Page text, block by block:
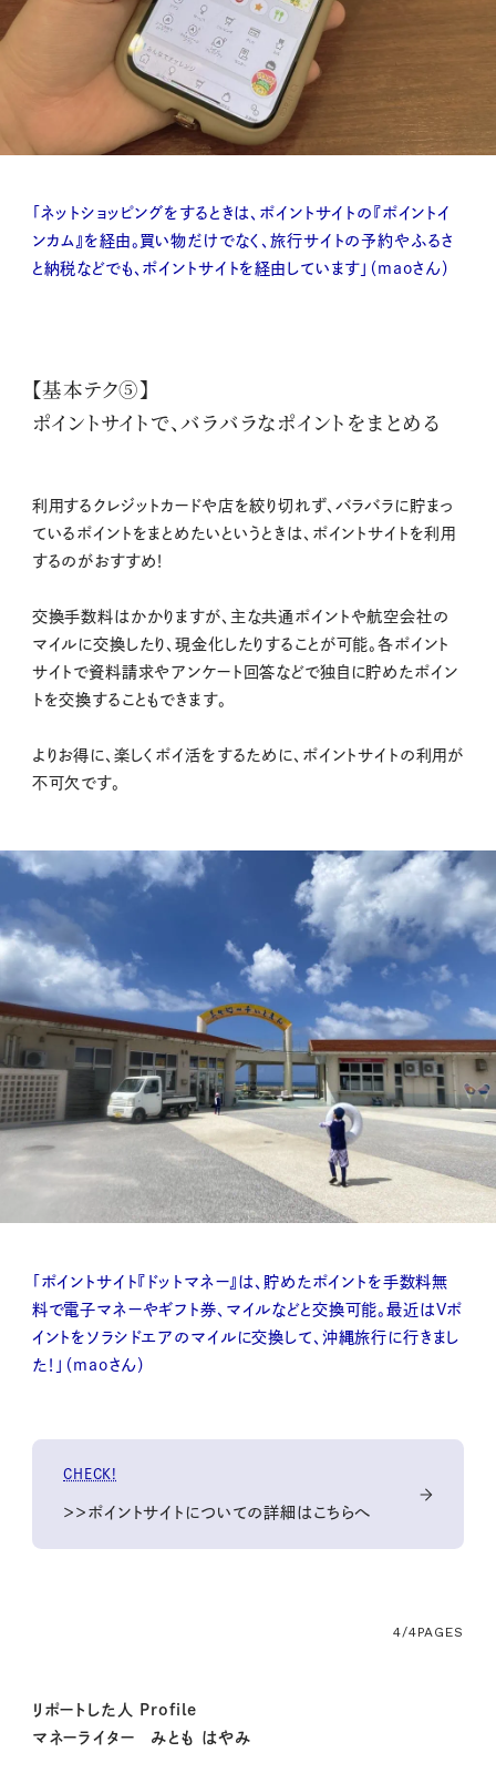
「ネットショッピングをするときは、ポイントサイトの『ポイントイ
ンカム』を経由。買い物だけでなく、旅行サイトの予約やふるさ
と納税などでも、ポイントサイトを経由しています」（maoさん）
【基本テク⑤】
ポイントサイトで、バラバラなポイントをまとめる
利用するクレジットカードや店を絞り切れず、バラバラに貯まっ
ているポイントをまとめたいというときは、ポイントサイトを利用
するのがおすすめ！
交換手数料はかかりますが、主な共通ポイントや航空会社の
マイルに交換したり、現金化したりすることが可能。各ポイント
サイトで資料請求やアンケート回答などで独自に貯めたポイン
トを交換することもできます。
よりお得に、楽しくポイ活をするために、ポイントサイトの利用が
不可欠です。
「ポイントサイト『ドットマネー』は、貯めたポイントを手数料無
料で電子マネーやギフト券、マイルなどと交換可能。最近はVポ
イントをソラシドエアのマイルに交換して、沖縄旅行に行きまし
た！」（maoさん）
CHECK!
＞＞ポイントサイトについての詳細はこちらへ
4/4PAGES
リポートした人 Profile
マネーライター みとも はやみ